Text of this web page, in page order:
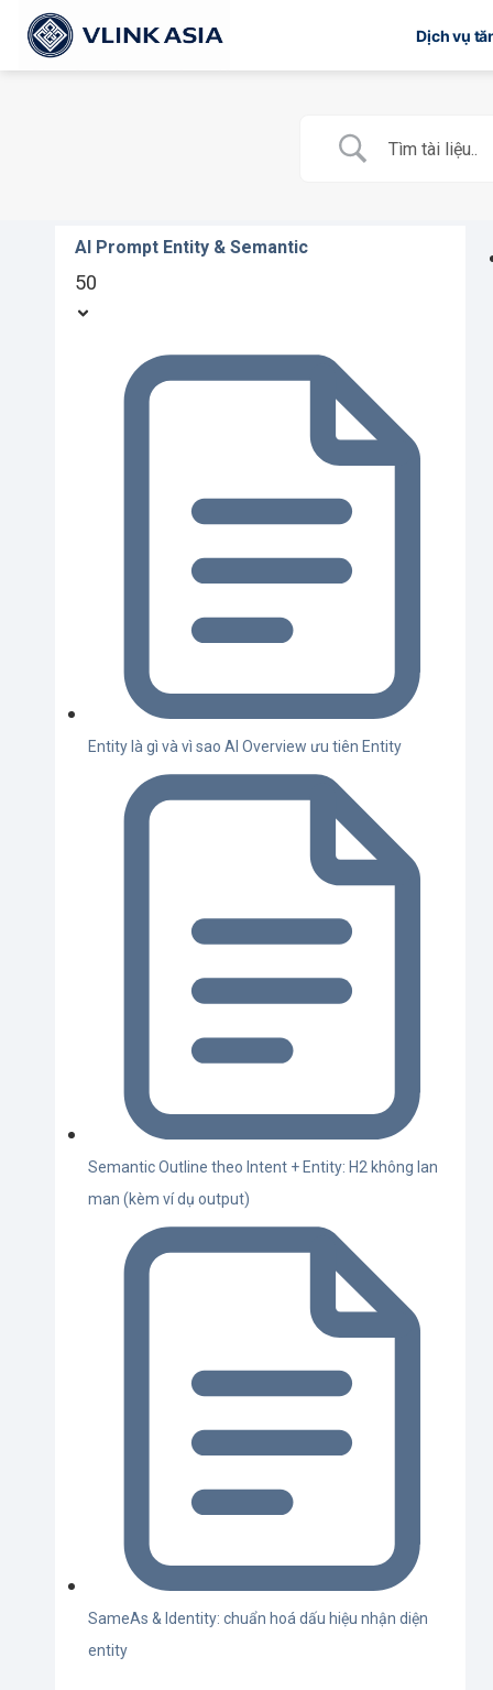
qua
nội
Dịch vụ
AI Prompt Entity & Semantic
50
Entity là gì và vì sao AI Overview ưu tiên Entity
Semantic Outline theo Intent + Entity: H2 không lan
man (kèm ví dụ output)
SameAs & Identity: chuẩn hoá dấu hiệu nhận diện
entity